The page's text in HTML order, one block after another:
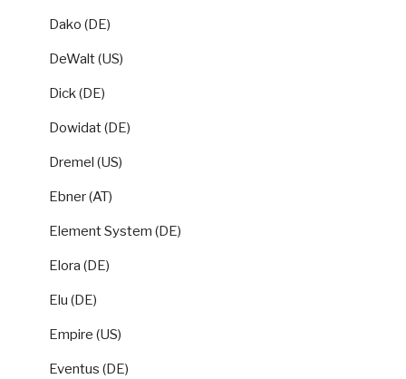
Dako (DE)
DeWalt (US)
Dick (DE)
Dowidat (DE)
Dremel (US)
Ebner (AT)
Element System (DE)
Elora (DE)
Elu (DE)
Empire (US)
Eventus (DE)